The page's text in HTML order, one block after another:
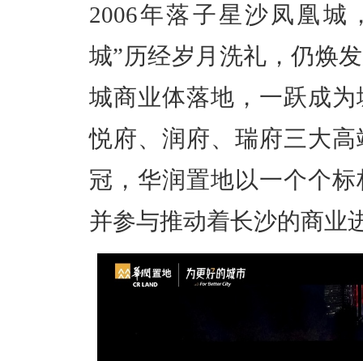
2006年落子星沙凤凰城
城”历经岁月洗礼，仍焕
城商业体落地，一跃成
悦府、润府、瑞府三大
冠，华润置地以一个个
并参与推动着长沙的商业